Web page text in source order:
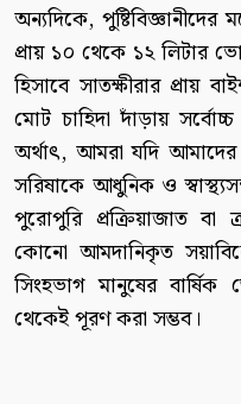
অন্যদিকে,
প্রায় ১০ থেকে ১২ লিটার
হিসাবে সাতক্ষীরার প্রায়
মোট চাহিদা দাঁড়ায়
অর্থাৎ, আমরা যদি
সরিষাকে আধুনিক ও
পুরোপুরি প্রক্রিয়াজাত বা
কোনো আমদানিকৃত
সিংহভাগ মানুষের
থেকেই পূরণ করা সম্ভব।